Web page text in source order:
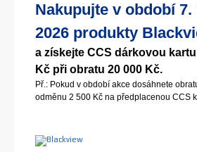
Nakupujte v období 7.
2026 produkty
a získejte CCS dárkovou
Kč při obratu 20 000 Kč.
Př.: Pokud v období akce dosáhnete
odměnu 2 500 Kč na předplacenou CCS